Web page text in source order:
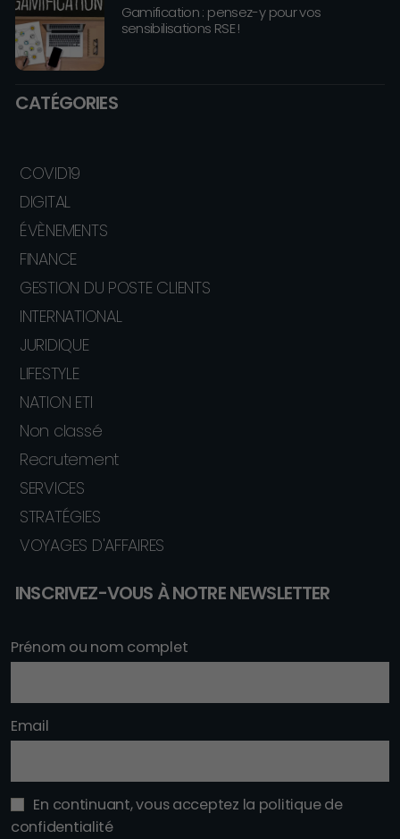
Gamification : pensez-y pour vos
sensibilisations RSE !
CATÉGORIES
COVID19
DIGITAL
ÉVÈNEMENTS
FINANCE
GESTION DU POSTE CLIENTS
INTERNATIONAL
JURIDIQUE
LIFESTYLE
NATION ETI
Non classé
Recrutement
SERVICES
STRATÉGIES
VOYAGES D'AFFAIRES
INSCRIVEZ-VOUS À NOTRE NEWSLETTER
Prénom ou nom complet
Email
En continuant, vous acceptez la politique de
confidentialité